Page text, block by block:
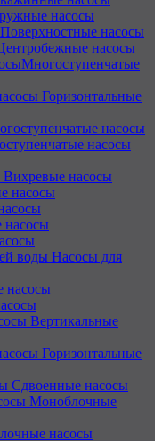
насосы
Поверхностные насосы
насосы
Многоступенчатые
Горизонтальные
насосы
Вихревые насосы
Насосы для
Вертикальные
Горизонтальные
Сдвоенные насосы
Моноблочные